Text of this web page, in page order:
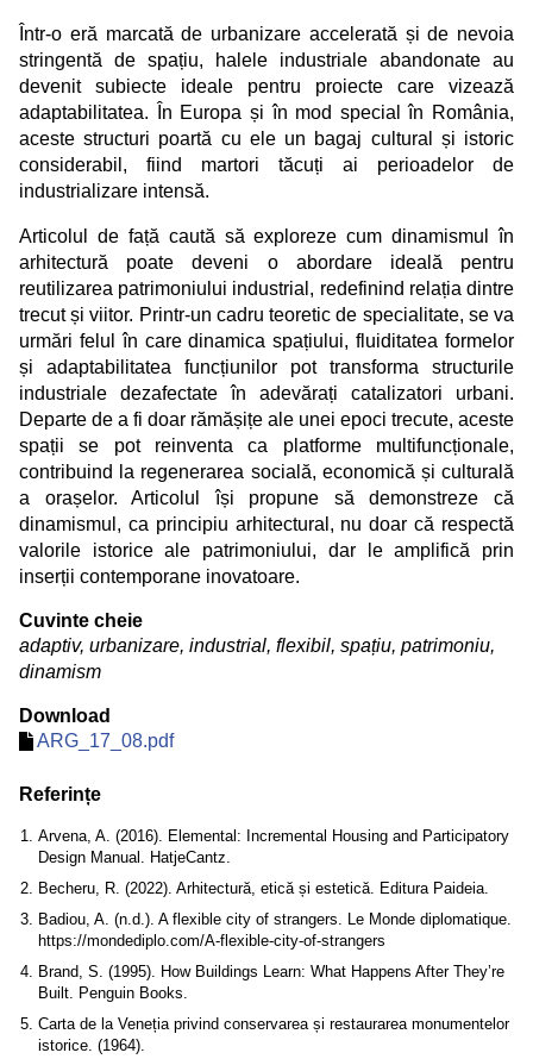
Într-o eră marcată de urbanizare accelerată și de nevoia
stringentă de spațiu, halele industriale abandonate au
devenit subiecte ideale pentru proiecte care vizează
adaptabilitatea. În Europa și în mod special în România,
aceste structuri poartă cu ele un bagaj cultural și istoric
considerabil, fiind martori tăcuți ai perioadelor de
industrializare intensă.
Articolul de față caută să exploreze cum dinamismul în
arhitectură poate deveni o abordare ideală pentru
reutilizarea patrimoniului industrial, redefinind relația dintre
trecut și viitor. Printr-un cadru teoretic de specialitate, se va
urmări felul în care dinamica spațiului, fluiditatea formelor
și adaptabilitatea funcțiunilor pot transforma structurile
industriale dezafectate în adevărați catalizatori urbani.
Departe de a fi doar rămășițe ale unei epoci trecute, aceste
spații se pot reinventa ca platforme multifuncționale,
contribuind la regenerarea socială, economică și culturală
a orașelor. Articolul își propune să demonstreze că
dinamismul, ca principiu arhitectural, nu doar că respectă
valorile istorice ale patrimoniului, dar le amplifică prin
inserții contemporane inovatoare.
Cuvinte cheie
adaptiv, urbanizare, industrial, flexibil, spațiu, patrimoniu,
dinamism
Download
ARG_17_08.pdf
Referințe
Arvena, A. (2016). Elemental: Incremental Housing and Participatory
Design Manual. HatjeCantz.
Becheru, R. (2022). Arhitectură, etică și estetică. Editura Paideia.
Badiou, A. (n.d.). A flexible city of strangers. Le Monde diplomatique.
https://mondediplo.com/A-flexible-city-of-strangers
Brand, S. (1995). How Buildings Learn: What Happens After They’re
Built. Penguin Books.
Carta de la Veneția privind conservarea și restaurarea monumentelor
istorice. (1964).